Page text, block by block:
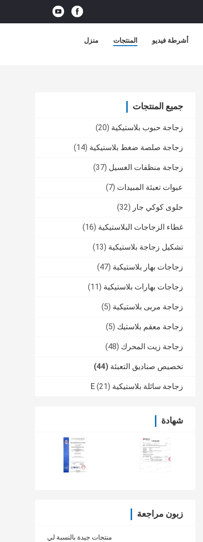
منزل المنتجات أشرطة فيديو
جميع المنتجات
زجاجة حبوب بلاستيكية (20)
زجاجة صلصة ضغط بلاستيكية (14)
زجاجة منظفات الغسيل (37)
عبوات تعبئة المبيدات (7)
حلوى كوكي جار (32)
غطاء الزجاجات البلاستيكية (16)
تشكيل زجاجة بلاستيكية (13)
زجاجات بهار بلاستيكية (47)
زجاجات بهارات بلاستيكية (11)
زجاجة مربى بلاستيكية (5)
زجاجة معقم بلاستيك (5)
زجاجة زيت المحرك (48)
تخصيص صناديق التعبئة (44)
زجاجة سائلة بلاستيكية E (21)
شهادة
زبون مراجعة
منتجات جيدة بالنسبة لي